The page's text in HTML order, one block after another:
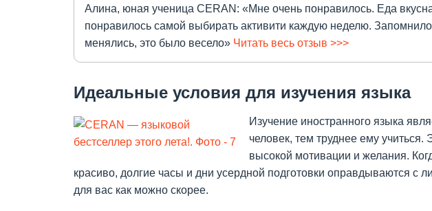
Алина, юная ученица CERAN: «Мне очень понравилось. Еда
понравилось самой выбирать активити каждую неделю.
менялись, это было весело» Читать весь отзыв >>>
Идеальные условия для изучения языка
Изучение иностранного языка
человек, тем труднее ему
высокой мотивации и желания.
красиво, долгие часы и дни усердной подготовки оправдываются с
для вас как можно скорее.